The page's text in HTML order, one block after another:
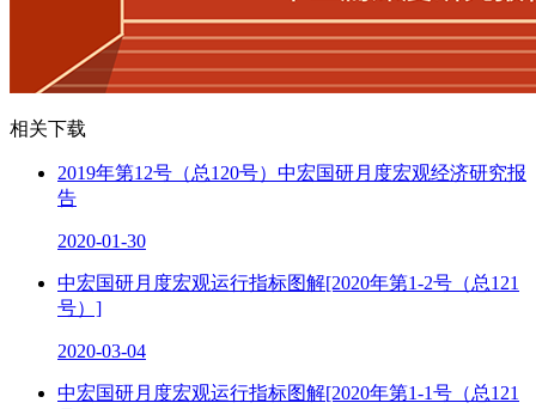
相关下载
2019年第12号（总120号）中宏国研月度宏观经济研究报
告
2020-01-30
中宏国研月度宏观运行指标图解[2020年第1-2号（总121
号）]
2020-03-04
中宏国研月度宏观运行指标图解[2020年第1-1号（总121